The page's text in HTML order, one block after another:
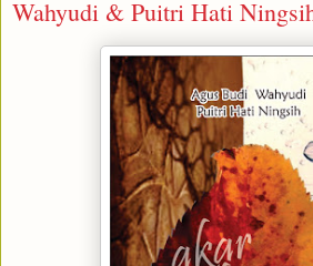
Wahyudi & Puitri Hati